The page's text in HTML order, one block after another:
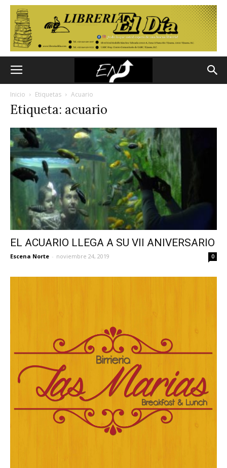
Inicio Etiquetas Acuario
Etiqueta: acuario
EL ACUARIO LLEGA A SU VII ANIVERSARIO
Escena Norte - noviembre 24, 2019 0